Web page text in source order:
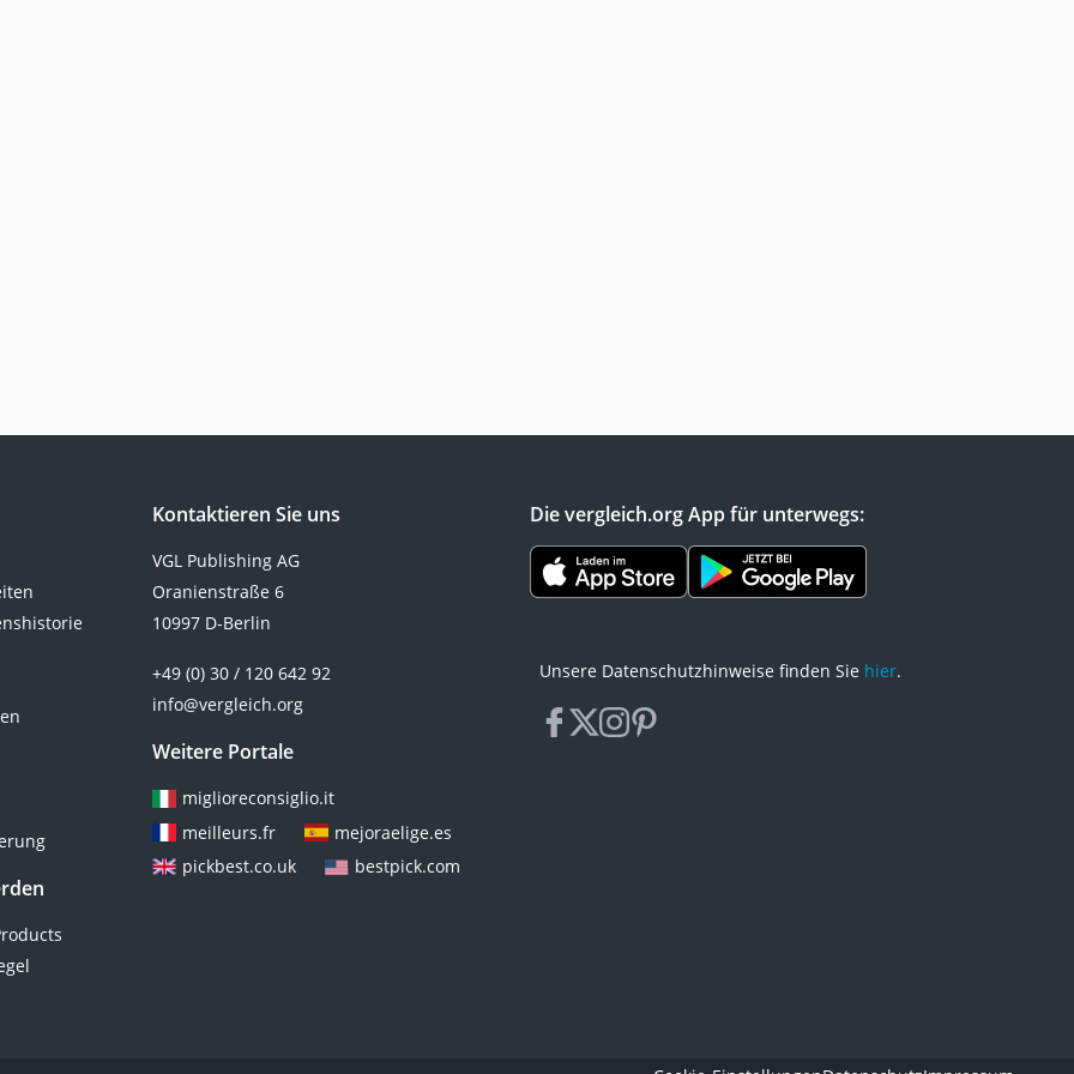
Kontaktieren Sie uns
VGL Publishing AG
Oranienstraße 6
10997 D-Berlin
+49 (0) 30 / 120 642 92
info@vergleich.org
Weitere Portale
miglioreconsiglio.it
meilleurs.fr
mejoraelige.es
pickbest.co.uk
bestpick.com
Die vergleich.org App für unterwegs:
Unsere Datenschutzhinweise finden Sie hier.
facebook
x instagram
pinterest